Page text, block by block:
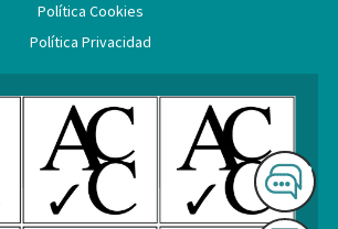
Política Cookies
Política Privacidad